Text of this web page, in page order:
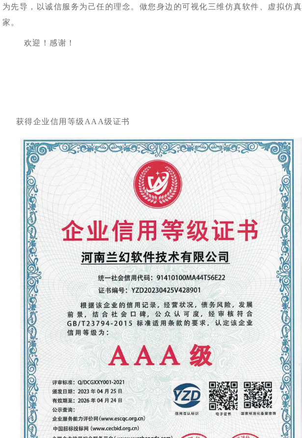
为先导，以诚信服务为己任的理念。做您身边的可视化三维仿真软件、虚拟仿
家。
欢迎！感谢！
获得企业信用等级AAA级证书